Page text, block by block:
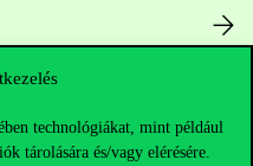
technológiákat, mint például
tárolására és/vagy elérésére.